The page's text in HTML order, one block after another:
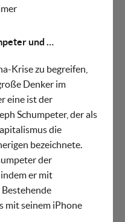
und …
Krise zu begreifen,
Denker im
eine ist der
Schumpeter, der als
die
bezeichnete.
der
er mit
mit seinem iPhone